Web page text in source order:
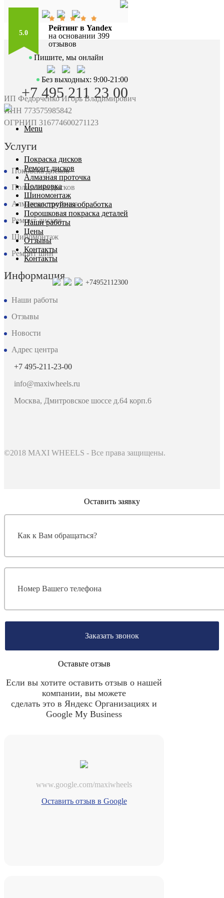
5.0
Рейтинг в Yandex
на основании 399
отзывов
Пишите, мы онлайн
Без выходных: 9:00-21:00
+7 495 211 23 00
Menu
Покраска дисков
Ремонт дисков
Алмазная проточка
Полировка
Шиномонтаж
Пескоструйная обработка
Порошковая покраска деталей
Наши работы
Цены
Отзывы
Контакты
Контакты
+74952112300
ИП Федорченко Игорь Владимирович
ИНН 773575985842
ОГРНИП 316774600271123
Услуги
Покраска дисков
Полировка дисков
Алмазная проточка
Ремонт дисков
Шиномонтаж
Ремонт шин
Информация
Наши работы
Отзывы
Новости
Адрес центра
+7 495-211-23-00
info@maxiwheels.ru
Москва, Дмитровское шоссе д.64 корп.6
©2018 MAXI WHEELS - Все права защищены.
Оставить заявку
Заказать звонок
Оставьте отзыв
Если вы хотите оставить отзыв о нашей
компании, вы можете
сделать это в Яндекс Организациях и
Google My Business
www.google.com/maxiwheels
Оставить отзыв в Google